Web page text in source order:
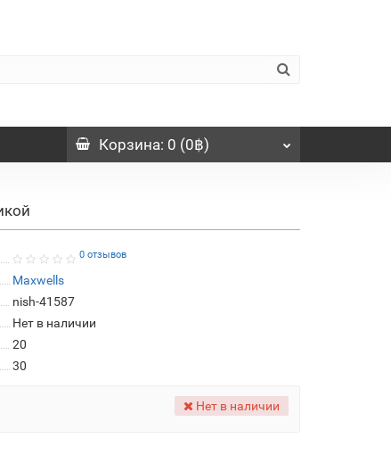
Корзина: 0 (0฿)
0 отзывов
Maxwells
nish-41587
Нет в наличии
20
30
Нет в наличии